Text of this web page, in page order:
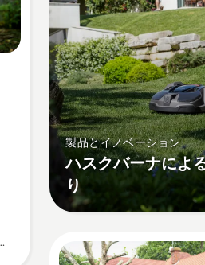
製品とイノベーション
ハスクバーナによ
り